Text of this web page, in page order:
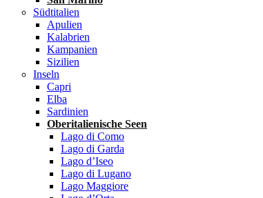
Südtitalien
Apulien
Kalabrien
Kampanien
Sizilien
Inseln
Capri
Elba
Sardinien
Oberitalienische Seen
Lago di Como
Lago di Garda
Lago d’Iseo
Lago di Lugano
Lago Maggiore